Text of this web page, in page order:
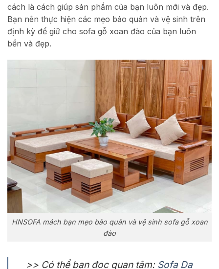
cách là cách giúp sản phẩm của bạn luôn mới và đẹp.
Bạn nên thực hiện các mẹo bảo quản và vệ sinh trên
định kỳ để giữ cho sofa gỗ xoan đào của bạn luôn
bền và đẹp.
HNSOFA mách bạn mẹo bảo quản và vệ sinh sofa gỗ xoan
đào
>> Có thể bạn đọc quan tâm: Sofa Da